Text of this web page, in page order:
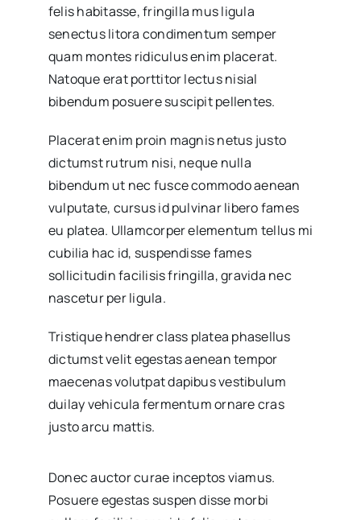
felis habitasse, fringilla mus ligula
senectus litora condimentum semper
quam montes ridiculus enim placerat.
Natoque erat porttitor lectus nisial
bibendum posuere suscipit pellentes.
Placerat enim proin magnis netus justo
dictumst rutrum nisi, neque nulla
bibendum ut nec fusce commodo aenean
vulputate, cursus id pulvinar libero fames
eu platea. Ullamcorper elementum tellus mi
cubilia hac id, suspendisse fames
sollicitudin facilisis fringilla, gravida nec
nascetur per ligula.
Tristique hendrer class platea phasellus
dictumst velit egestas aenean tempor
maecenas volutpat dapibus vestibulum
duilay vehicula fermentum ornare cras
justo arcu mattis.
Donec auctor curae inceptos viamus.
Posuere egestas suspen disse morbi